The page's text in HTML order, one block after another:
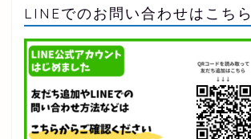
LINEでのお問い合わせはこちら